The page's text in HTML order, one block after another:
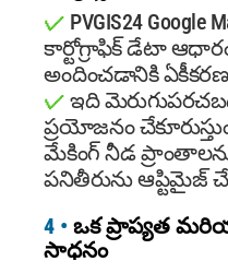
✓ PVGIS24
కార్టోగ్రాఫిక్ డేటా
అందించడానికి
✓ ఇది
ప్రయోజనం
మేకింగ్ నీడ
పనితీరును ఆప్టిమైజ్
4 • ఒక ప్రాప్యత
సాధనం